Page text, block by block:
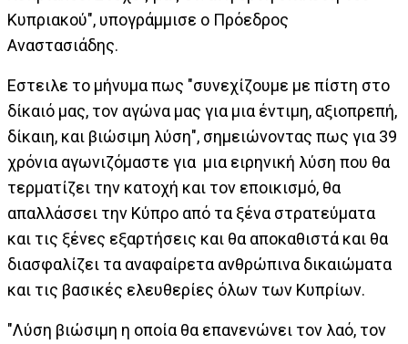
Κυπριακού", υπογράμμισε ο Πρόεδρος
Αναστασιάδης.
Εστειλε το μήνυμα πως "συνεχίζουμε με πίστη στο
δίκαιό μας, τον αγώνα μας για μια έντιμη, αξιοπρεπή,
δίκαιη, και βιώσιμη λύση", σημειώνοντας πως για 39
χρόνια αγωνιζόμαστε για μια ειρηνική λύση που θα
τερματίζει την κατοχή και τον εποικισμό, θα
απαλλάσσει την Κύπρο από τα ξένα στρατεύματα
και τις ξένες εξαρτήσεις και θα αποκαθιστά και θα
διασφαλίζει τα αναφαίρετα ανθρώπινα δικαιώματα
και τις βασικές ελευθερίες όλων των Κυπρίων.
"Λύση βιώσιμη η οποία θα επανενώνει τον λαό, τον